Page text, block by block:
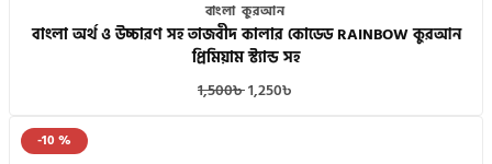
বাংলা কুরআন
বাংলা অর্থ ও উচ্চারণ সহ তাজবীদ কালার কোডেড RAINBOW কুরআন
প্রিমিয়াম স্ট্যান্ড সহ
1,500৳1,250৳
-10 %